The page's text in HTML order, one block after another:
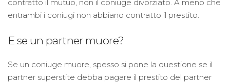
contratto il mutuo, non il coniuge divorziato. A meno che
entrambi i coniugi non abbiano contratto il prestito.
E se un partner muore?
Se un coniuge muore, spesso si pone la questione se il
partner superstite debba pagare il prestito del partner